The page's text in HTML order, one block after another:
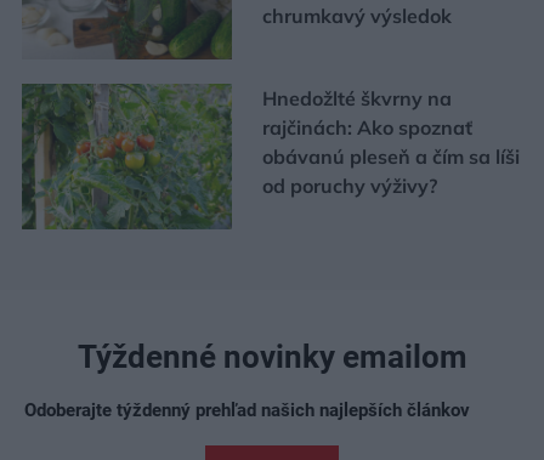
chrumkavý výsledok
Hnedožlté škvrny na
rajčinách: Ako spoznať
obávanú pleseň a čím sa líši
od poruchy výživy?
Týždenné novinky emailom
Odoberajte týždenný prehľad našich najlepších článkov